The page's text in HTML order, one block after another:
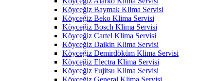
Köyceğiz Baymak Klima Servisi
Köyceğiz Beko Klima Servisi
Köyceğiz Bosch Klima Servisi
Köyceğiz Cartel Klima Servisi
Köyceğiz Daikin Klima Servisi
Köyceğiz Demirdöküm Klima Servisi
Köyceğiz Electra Klima Servisi
Köyceğiz Fujitsu Klima Servisi
Köyceğiz General Klima Servisi